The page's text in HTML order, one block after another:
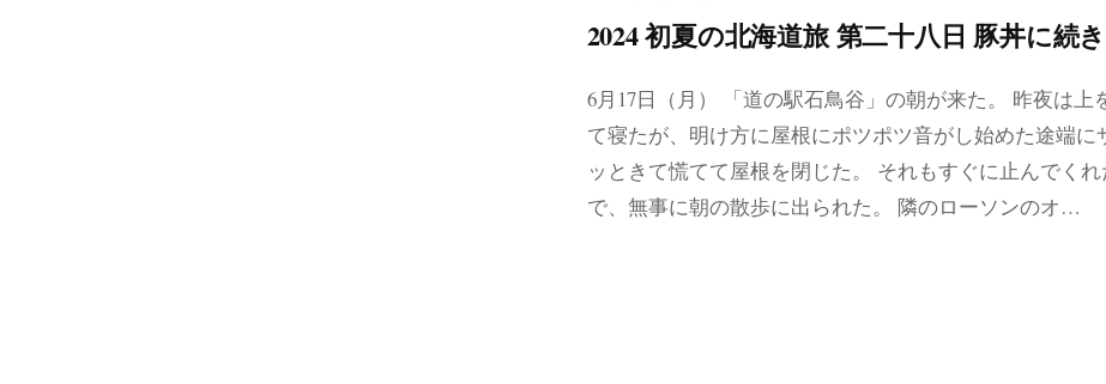
2024 初夏の北海道旅 第二十八日 豚丼に続
6月17日（月） 「道の駅石鳥谷」の朝が来た。 昨夜は上
て寝たが、明け方に屋根にポツポツ音がし始めた途端に
ッときて慌てて屋根を閉じた。 それもすぐに止んでく
で、無事に朝の散歩に出られた。 隣のローソンのオ…